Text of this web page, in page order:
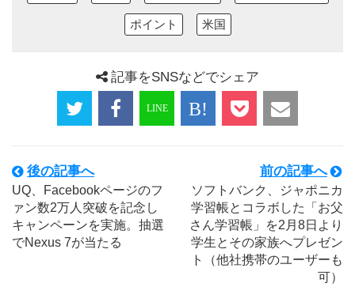
ポイント 米国
記事をSNSなどでシェア
後の記事へ
UQ、Facebookページのフ
ァン数2万人突破を記念し
キャンペーンを実施。抽選
でNexus 7が当たる
前の記事へ
ソフトバンク、ジャポニカ
学習帳とコラボした「お父
さん学習帳」を2月8日より
学生とその家族へプレゼン
ト（他社携帯のユーザーも
可）